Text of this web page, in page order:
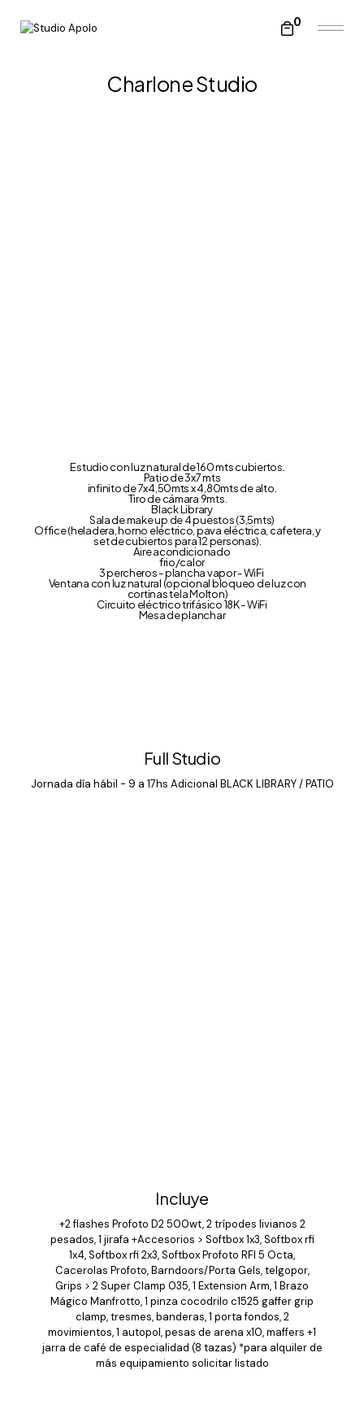
0
Charlone Studio
Estudio con luz natural de 160 mts cubiertos.
Patio de 3x7 mts
infinito de 7x4,50mts x 4,80mts de alto.
Tiro de cámara 9mts.
Black Library
Sala de make up de 4 puestos (3,5mts)
Office (heladera, horno eléctrico, pava eléctrica, cafetera, y
set de cubiertos para 12 personas).
Aire acondicionado
frio/calor
3 percheros - plancha vapor - WiFi ​
Ventana con luz natural (opcional bloqueo de luz con
cortinas tela Molton)
Circuito eléctrico trifásico 18K - WiFi
Mesa de planchar
Full Studio
Jornada día hábil - 9 a 17hs Adicional BLACK LIBRARY / PATIO
Incluye
+2 flashes Profoto D2 500wt, 2 trípodes livianos 2
pesados, 1 jirafa +Accesorios > Softbox 1x3, Softbox rfi
1x4, Softbox rfi 2x3, Softbox Profoto RFI 5 Octa,
Cacerolas Profoto, Barndoors/Porta Gels, telgopor,
Grips > 2 Super Clamp 035, 1 Extension Arm, 1 Brazo
Mágico Manfrotto, 1 pinza cocodrilo c1525 gaffer grip
clamp, tresmes, banderas, 1 porta fondos, 2
movimientos, 1 autopol, pesas de arena x10, maffers +1
jarra de café de especialidad (8 tazas) *para alquiler de
más equipamiento solicitar listado